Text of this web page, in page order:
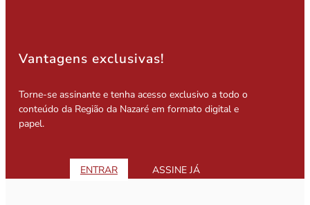
Vantagens exclusivas!
Torne-se assinante e tenha acesso exclusivo a todo o
conteúdo da Região da Nazaré em formato digital e
papel.
ENTRAR ASSINE JÁ